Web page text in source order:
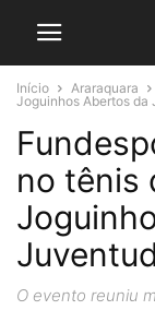
Início Araraquara
Joguinhos Abertos da
no tênis
O evento reuniu